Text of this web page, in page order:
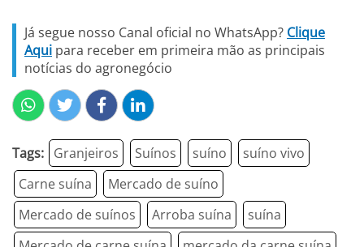
Já segue nosso Canal oficial no WhatsApp? Clique
Aqui para receber em primeira mão as principais
notícias do agronegócio
Tags: Granjeiros Suínos suíno
suíno vivo
Carne suína
Mercado de suíno
Mercado de suínos
Arroba suína
suína